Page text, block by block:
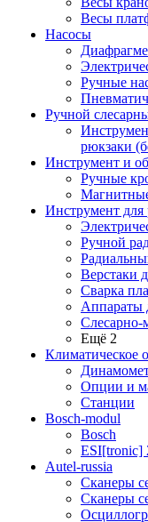
Весы
Насосы
Ручные
Ручной
рюкзаки
Инструмент и
Ручные
Инструмент для
Ручной
Верстаки
Сварка
Аппараты
Ещё 2
Климатическое
Опции и
Станции
Bosch-modul
Bosch
ESI[tronic]
Autel-russia
Сканеры
Сканеры